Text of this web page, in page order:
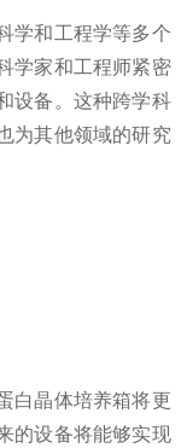
和工程学等多个
学家和工程师紧密
设备。这种跨学科
为其他领域的研究
晶体培养箱将更
的设备将能够实现